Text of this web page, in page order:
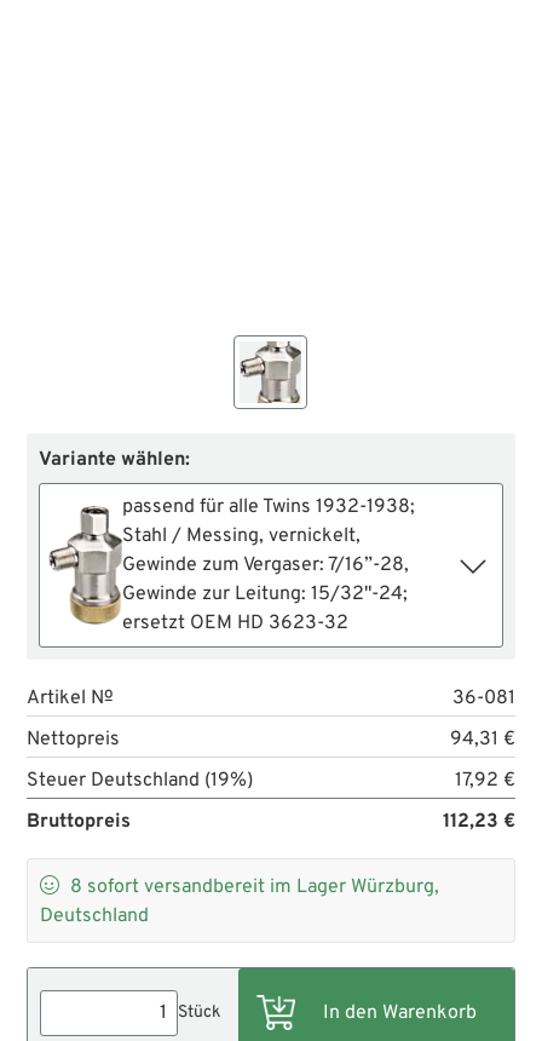
Variante wählen:
passend für alle Twins 1932-1938;
Stahl / Messing, vernickelt,
Gewinde zum Vergaser: 7/16”-28,
Gewinde zur Leitung: 15/32"-24;
ersetzt OEM HD 3623-32
Artikel №
36-081
Nettopreis
94,31 €
Steuer Deutschland (19%)
17,92 €
Bruttopreis
112,23 €
 8 sofort versandbereit im Lager Würzburg,
Deutschland
Stück